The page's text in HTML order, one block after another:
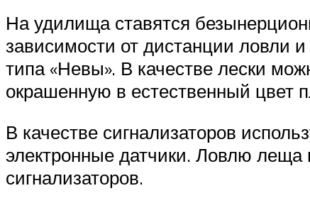
На удилища ставятся
зависимости от дистанции ловли
типа «Невы». В качестве лески
окрашенную в естественный
В качестве сигнализаторов
электронные датчики. Ловлю леща
сигнализаторов.